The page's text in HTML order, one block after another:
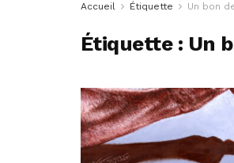
Accueil Étiquette Un bon
Étiquette : Un